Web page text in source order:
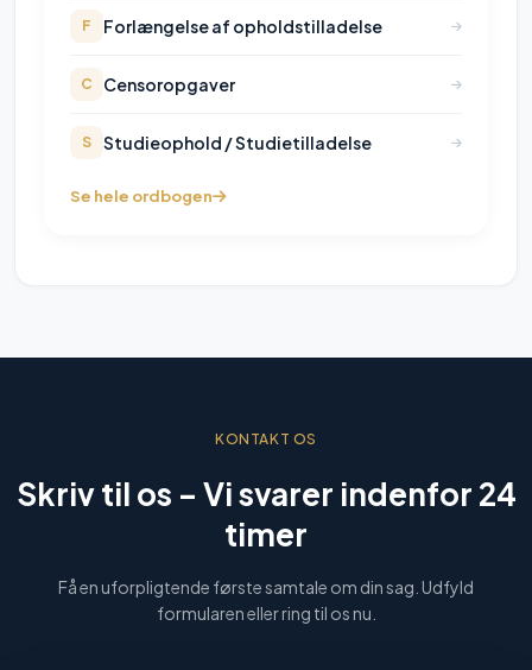
F Forlængelse af opholdstilladelse
C Censoropgaver
S Studieophold / Studietilladelse
Se hele ordbogen
KONTAKT OS
Skriv til os – Vi svarer indenfor 24
timer
Få en uforpligtende første samtale om din sag. Udfyld
formularen eller ring til os nu.